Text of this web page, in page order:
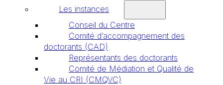
Les instances
Conseil du Centre
Comité d’accompagnement des
doctorants (CAD)
Représentants des doctorants
Comité de Médiation et Qualité de
Vie au CRI (CMQVC)